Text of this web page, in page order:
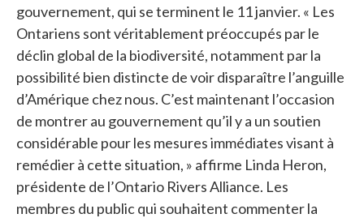
gouvernement, qui se terminent le 11 janvier. « Les
Ontariens sont véritablement préoccupés par le
déclin global de la biodiversité, notamment par la
possibilité bien distincte de voir disparaître l’anguille
d’Amérique chez nous. C’est maintenant l’occasion
de montrer au gouvernement qu’il y a un soutien
considérable pour les mesures immédiates visant à
remédier à cette situation, » affirme Linda Heron,
présidente de l’Ontario Rivers Alliance. Les
membres du public qui souhaitent commenter la